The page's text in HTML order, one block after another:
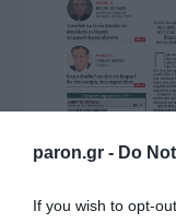
paron.gr - Do
If you wish to opt-